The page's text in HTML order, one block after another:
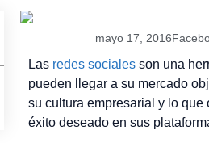
mayo 17, 2016
Las redes sociales son una
pueden llegar a su mercado
su cultura empresarial y lo que
éxito deseado en sus